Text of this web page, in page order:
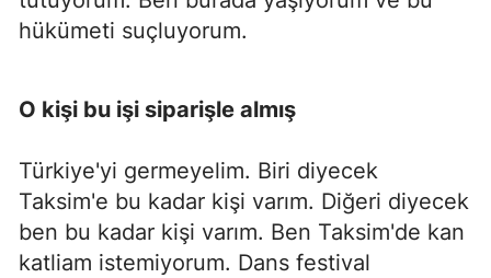
hükümeti suçluyorum.
O kişi bu işi siparişle almış
Türkiye'yi germeyelim. Biri diyecek
Taksim'e bu kadar kişi varım. Diğeri diyecek
ben bu kadar kişi varım. Ben Taksim'de kan
katliam istemiyorum. Dans festival